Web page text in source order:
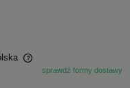
płatnościsprawdź formy dostawy